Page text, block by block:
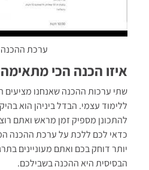
ערכת ההכנה
איזו הכנה הכי
שתי ערכות ההכנה שאנחנו מציעים
ללימוד עצמי. הבדל ביניהן הוא
להתכונן מספיק זמן מראש ואתם
כדאי לכם ללכת על ערכת ההכנה
יותר דוחק בכם ואתם מעוניינים
הבסיסית היא ההכנה בשבילכם.